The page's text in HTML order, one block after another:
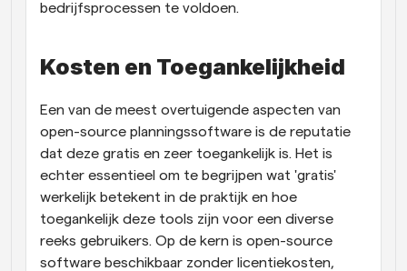
bedrijfsprocessen te voldoen.
Kosten en Toegankelijkheid
Een van de meest overtuigende aspecten van
open-source planningssoftware is de reputatie
dat deze gratis en zeer toegankelijk is. Het is
echter essentieel om te begrijpen wat 'gratis'
werkelijk betekent in de praktijk en hoe
toegankelijk deze tools zijn voor een diverse
reeks gebruikers. Op de kern is open-source
software beschikbaar zonder licentiekosten,